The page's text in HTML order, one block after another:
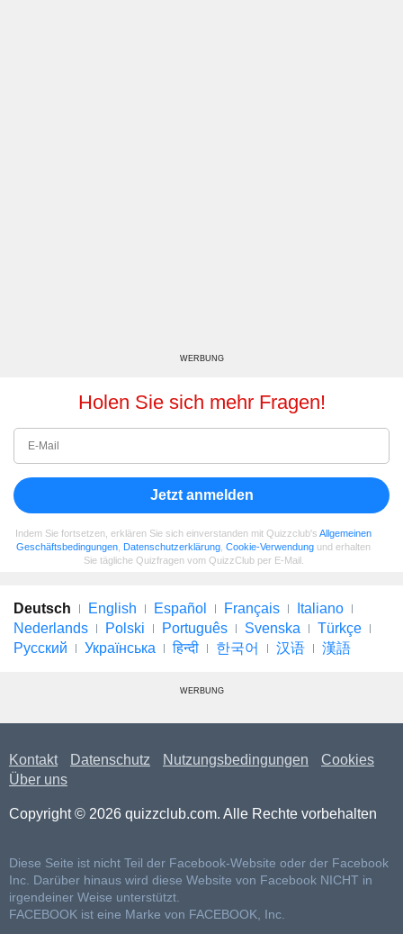
WERBUNG
Holen Sie sich mehr Fragen!
Jetzt anmelden
Indem Sie fortsetzen, erklären Sie sich einverstanden mit Quizzclub's Allgemeinen
Geschäftsbedingungen Datenschutzerklärung Cookie-Verwendung und erhalten
Sie tägliche Quizfragen vom QuizzClub per E-Mail.
Deutsch English Español Français
Italiano
Nederlands
Polski Português Svenska
Türkçe
Русский
Українська हिन्दी 한국어 汉语 漢語
WERBUNG
Kontakt Datenschutz Nutzungsbedingungen
Cookies
Über uns
Copyright © 2026 quizzclub.com. Alle Rechte vorbehalten
Diese Seite ist nicht Teil der Facebook-Website oder der Facebook
Inc. Darüber hinaus wird diese Website von Facebook NICHT in
irgendeiner Weise unterstützt.
FACEBOOK ist eine Marke von FACEBOOK, Inc.